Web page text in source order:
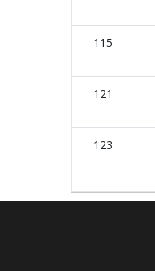
115
121
123